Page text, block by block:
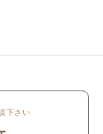
下さい